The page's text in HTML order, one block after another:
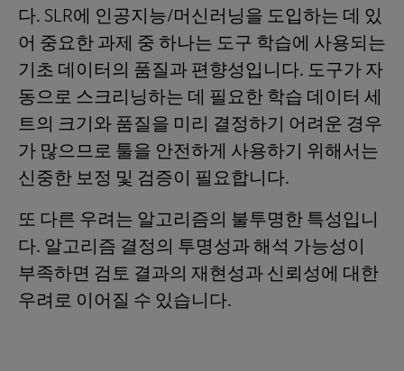
다. SLR에 인공지능/머신러닝을 도입하는 데 있
어 중요한 과제 중 하나는 도구 학습에 사용되는
기초 데이터의 품질과 편향성입니다. 도구가 자
동으로 스크리닝하는 데 필요한 학습 데이터 세
트의 크기와 품질을 미리 결정하기 어려운 경우
가 많으므로 툴을 안전하게 사용하기 위해서는
신중한 보정 및 검증이 필요합니다.
또 다른 우려는 알고리즘의 불투명한 특성입니
다. 알고리즘 결정의 투명성과 해석 가능성이
부족하면 검토 결과의 재현성과 신뢰성에 대한
우려로 이어질 수 있습니다.